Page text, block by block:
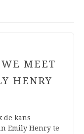
MEET
HENRY
de kans
Emily Henry te